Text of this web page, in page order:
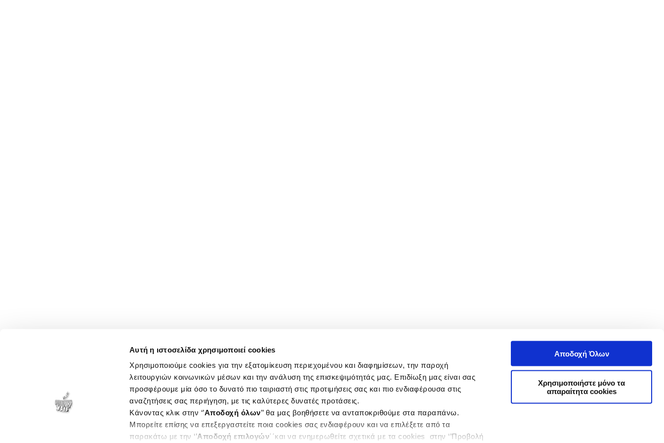
Αυτή η ιστοσελίδα χρησιμοποιεί cookies
Χρησιμοποιούμε cookies για την εξατομίκευση περιεχομένου και διαφημίσεων, την παροχή
λειτουργιών κοινωνικών μέσων και την ανάλυση της επισκεψιμότητάς μας. Επιδίωξη μας είναι σας
προσφέρουμε μία όσο το δυνατό πιο ταιριαστή στις προτιμήσεις σας και πιο ενδιαφέρουσα στις
αναζητήσεις σας περιήγηση, με τις καλύτερες δυνατές προτάσεις.
Κάνοντας κλικ στην ‘’Αποδοχή όλων’’ θα μας βοηθήσετε να ανταποκριθούμε στα παραπάνω.
Μπορείτε επίσης να επεξεργαστείτε ποια cookies σας ενδιαφέρουν και να επιλέξετε από τα
παρακάτω με την ‘’Αποδοχή επιλογών΄΄και να ενημερωθείτε σχετικά με τα cookies στην ‘’Προβολή
Αποδοχή Όλων
Χρησιμοποιήστε μόνο τα
απαραίτητα cookies